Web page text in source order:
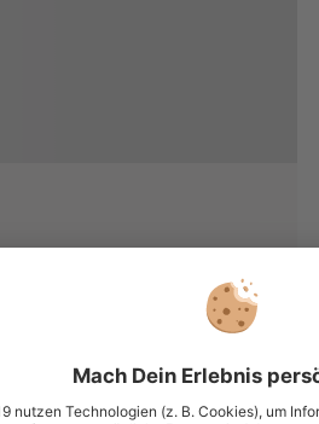
& als digitale Datei